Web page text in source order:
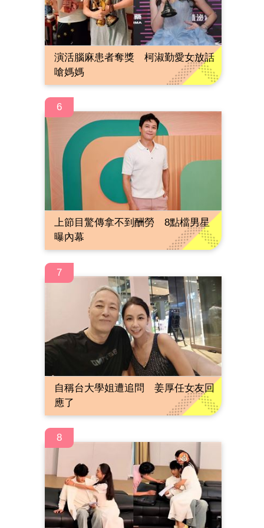
演活腦麻患者奪獎 柯淑勤愛女放話
嗆媽媽
6
上節目驚傳拿不到酬勞 8點檔男星
曝內幕
7
自稱台大學姐遭追問 姜厚任女友回
應了
8